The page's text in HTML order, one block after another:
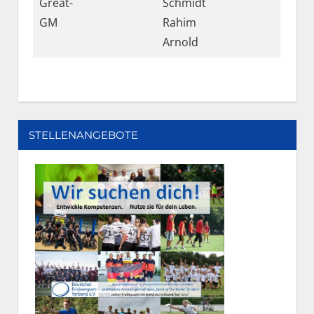
GM
Rahim
Arnold
STELLENANGEBOTE